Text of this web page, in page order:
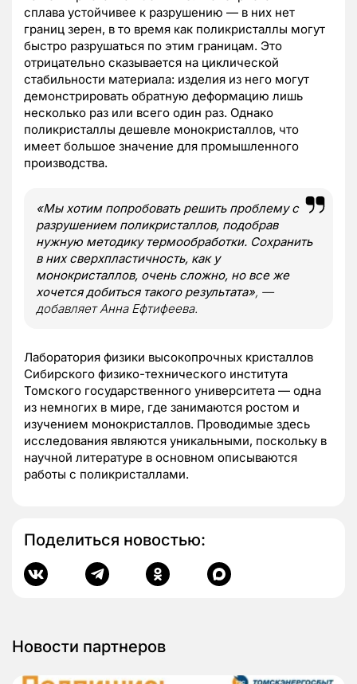
сплава устойчивее к разрушению — в них нет
границ зерен, в то время как поликристаллы могут
быстро разрушаться по этим границам. Это
отрицательно сказывается на циклической
стабильности материала: изделия из него могут
демонстрировать обратную деформацию лишь
несколько раз или всего один раз. Однако
поликристаллы дешевле монокристаллов, что
имеет большое значение для промышленного
производства.
«Мы хотим попробовать решить проблему с
разрушением поликристаллов, подобрав
нужную методику термообработки. Сохранить
в них сверхпластичность, как у
монокристаллов, очень сложно, но все же
хочется добиться такого результата», —
добавляет Анна Ефтифеева.
Лаборатория физики высокопрочных кристаллов
Сибирского физико-технического института
Томского государственного университета — одна
из немногих в мире, где занимаются ростом и
изучением монокристаллов. Проводимые здесь
исследования являются уникальными, поскольку в
научной литературе в основном описываются
работы с поликристаллами.
Поделиться новостью:
Новости партнеров